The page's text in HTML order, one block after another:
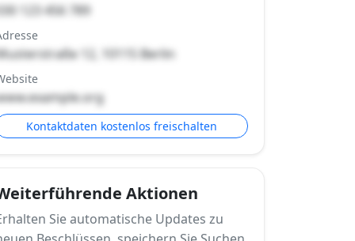
123 456 789
12, 10115 Berlin
Kontaktdaten kostenlos freischalten
Aktionen
Sie automatische Updates zu